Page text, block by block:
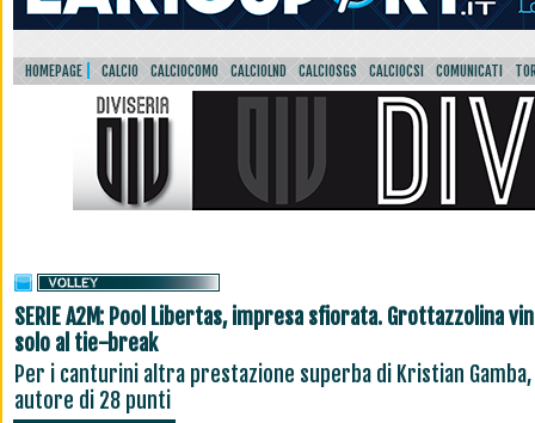
HOMEPAGE CALCIO CALCIOCOMO CALCIOLND CALCIOSGS CALCIOCSI COMUNICATI
SERIE A2M: Pool Libertas, impresa sfiorata. Grottazzolina
solo al tie-break
Per i canturini altra prestazione superba di Kristian Gamba,
autore di 28 punti